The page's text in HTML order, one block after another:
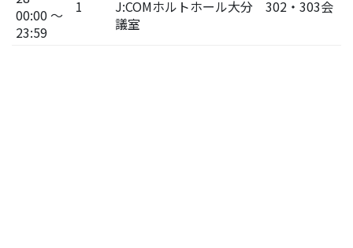
00:00 ～
23:59
1
J:COMホルトホール大分 302・303会
議室